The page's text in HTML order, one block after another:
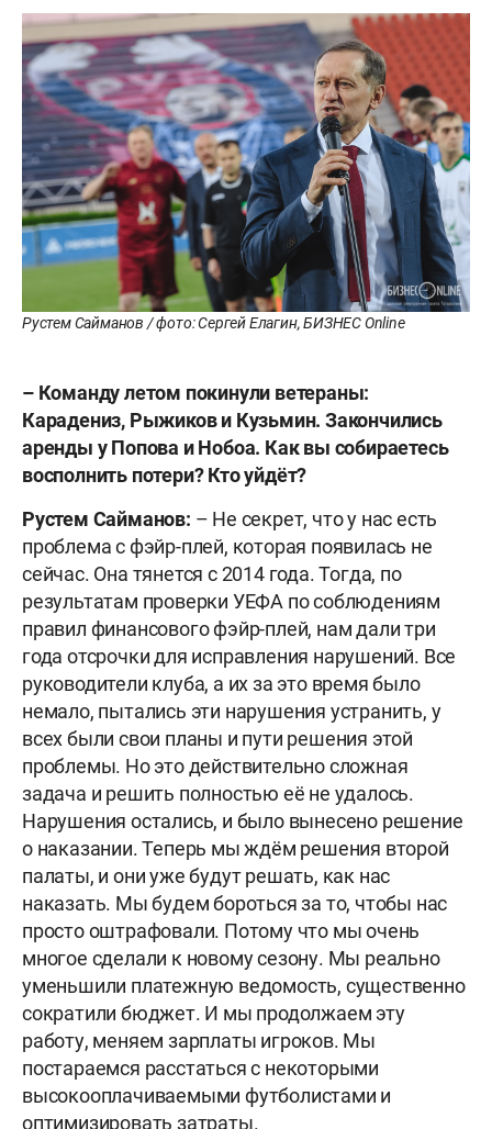
Рустем Сайманов / фото: Сергей Елагин, БИЗНЕС Online
– Команду летом покинули ветераны:
Карадениз, Рыжиков и Кузьмин. Закончились
аренды у Попова и Нобоа. Как вы собираетесь
восполнить потери? Кто уйдёт?
Рустем Сайманов: – Не секрет, что у нас есть
проблема с фэйр-плей, которая появилась не
сейчас. Она тянется с 2014 года. Тогда, по
результатам проверки УЕФА по соблюдениям
правил финансового фэйр-плей, нам дали три
года отсрочки для исправления нарушений. Все
руководители клуба, а их за это время было
немало, пытались эти нарушения устранить, у
всех были свои планы и пути решения этой
проблемы. Но это действительно сложная
задача и решить полностью её не удалось.
Нарушения остались, и было вынесено решение
о наказании. Теперь мы ждём решения второй
палаты, и они уже будут решать, как нас
наказать. Мы будем бороться за то, чтобы нас
просто оштрафовали. Потому что мы очень
многое сделали к новому сезону. Мы реально
уменьшили платежную ведомость, существенно
сократили бюджет. И мы продолжаем эту
работу, меняем зарплаты игроков. Мы
постараемся расстаться с некоторыми
высокооплачиваемыми футболистами и
оптимизировать затраты.